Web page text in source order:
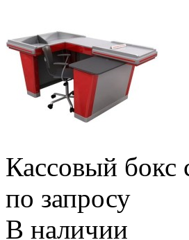
Кассовый
по запросу
В наличии